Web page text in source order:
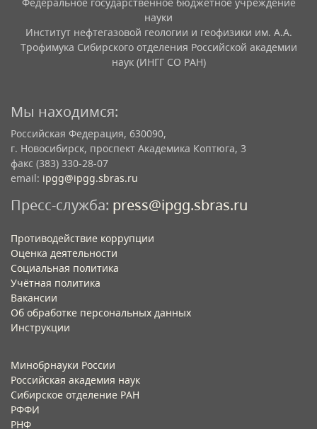
науки
Институт нефтегазовой геологии и геофизики им. А.А.
Трофимука Сибирского отделения Российской академии
наук (ИНГГ СО РАН)
Мы находимся:
Российская Федерация, 630090,
г. Новосибирск, проспект Академика Коптюга, 3
факс (383) 330-28-07
email: ipgg@ipgg.sbras.ru
Пресс-служба: press@ipgg.sbras.ru
Противодействие коррупции
Оценка деятельности
Социальная политика
Учётная политика​
Вакансии​
Об обработке персональных данных​
Инструкции​
Минобрнауки России
Российская академия наук
Сибирское отделение РАН
РФФИ
РНФ